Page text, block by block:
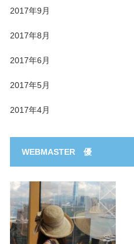
2017年9月
2017年8月
2017年6月
2017年5月
2017年4月
WEBMASTER 優